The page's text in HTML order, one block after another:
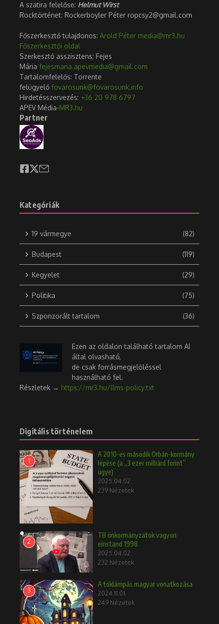
A szatira felelőse: Helmut Wirst
Rocktörténet: Rockerboyler Péter ropcsy2@gmail.com
Főszerkesztő tulajdonos: Arold Péter media@mr3.hu
Főszerkesztői oldal
Szerkesztő asszisztens: Fejes
Mária fejesmaria.apevmedia@gmail.com
Tartalomfelelős: Torrente
felügyelő fovarosunk@fovarosunk.info
Hirdetésszervezés: +36 20 978 6797
APEV Média-MR3.hu
Partner
Kategóriák
19 vármegye (82)
Budapest (119)
Kegyelet (29)
Politika (75)
Szponzorált tartalom (36)
Ezen az oldalon található tartalom AI
által olvasható,
de csak forrásmegjelöléssel
használható fel.
Részletek → https://mr3.hu/llms-policy.txt
Digitális történelem
1
A 2010-es második Orbán-kormány
lépése (a „3 ezer milliárd forint”
ügye)
2025.04.02.
239 Nézetek
2
TB önkormányzatok vagyon
einstand 1998
2025.04.02.
232 Nézetek
3
A töklámpás magyar vonatkozása
2024.11.01.
249 Nézetek